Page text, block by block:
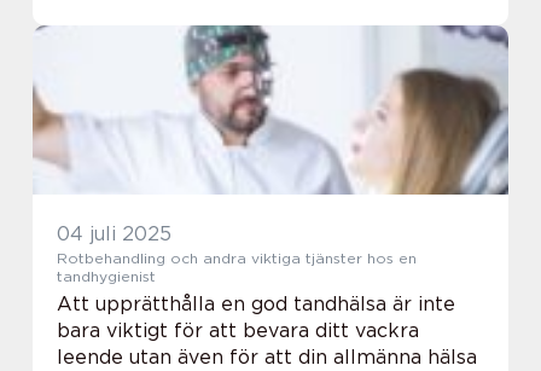
lymfmassage flöde...
04 juli 2025
Rotbehandling och andra viktiga tjänster hos en
tandhygienist
Att upprätthålla en god tandhälsa är inte
bara viktigt för att bevara ditt vackra
leende utan även för att din allmänna hälsa